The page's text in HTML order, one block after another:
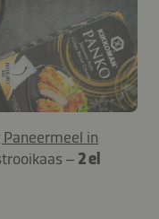
in
– 2 el